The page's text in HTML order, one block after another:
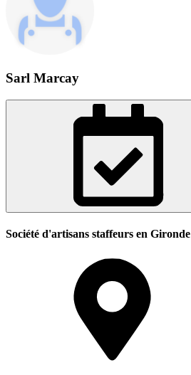
Sarl Marcay
Société d'artisans staffeurs en Gironde